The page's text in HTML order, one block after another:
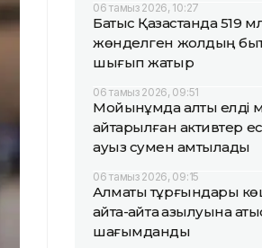
06 тамыз 2026, 10:27
Батыс Қазақстанда 519
жөнделген жолдың
шығып жатыр
06 тамыз 2026, 09:51
Мойынқұмда алты елді
қайтарылған активтер
ауыз сумен қамтылады
06 тамыз 2026, 09:15
Алматы тұрғындары
қайта-қайта қазылуына
шағымданды